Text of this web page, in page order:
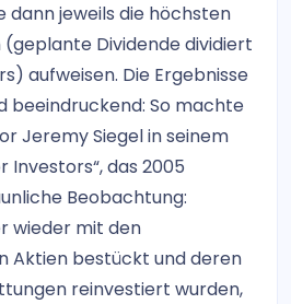
dann jeweils die höchsten
Dividende dividiert
aufweisen. Die Ergebnisse
beeindruckend: So machte
Jeremy Siegel in seinem
Investors“, das 2005
Beobachtung:
wieder mit den
Aktien bestückt und deren
reinvestiert wurden,